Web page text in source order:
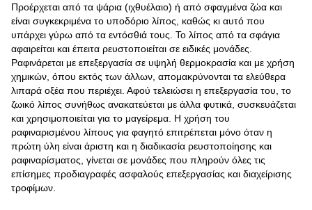
Προέρχεται από τα ψάρια (ιχθυέλαιο) ή από σφαγμένα ζώα και
είναι συγκεκριμένα το υποδόριο λίπος, καθώς κι αυτό που
υπάρχει γύρω από τα εντόσθιά τους. Το λίπος από τα σφάγια
αφαιρείται και έπειτα ρευστοποιείται σε ειδικές μονάδες.
Ραφινάρεται με επεξεργασία σε υψηλή θερμοκρασία και με χρήση
χημικών, όπου εκτός των άλλων, απομακρύνονται τα ελεύθερα
λιπαρά οξέα που περιέχει. Αφού τελειώσει η επεξεργασία του, το
ζωικό λίπος συνήθως ανακατεύεται με άλλα φυτικά, συσκευάζεται
και χρησιμοποιείται για το μαγείρεμα. Η χρήση του
ραφιναρισμένου λίπους για φαγητό επιτρέπεται μόνο όταν η
πρώτη ύλη είναι άριστη και η διαδικασία ρευστοποίησης και
ραφιναρίσματος, γίνεται σε μονάδες που πληρούν όλες τις
επίσημες προδιαγραφές ασφαλούς επεξεργασίας και διαχείρισης
τροφίμων.